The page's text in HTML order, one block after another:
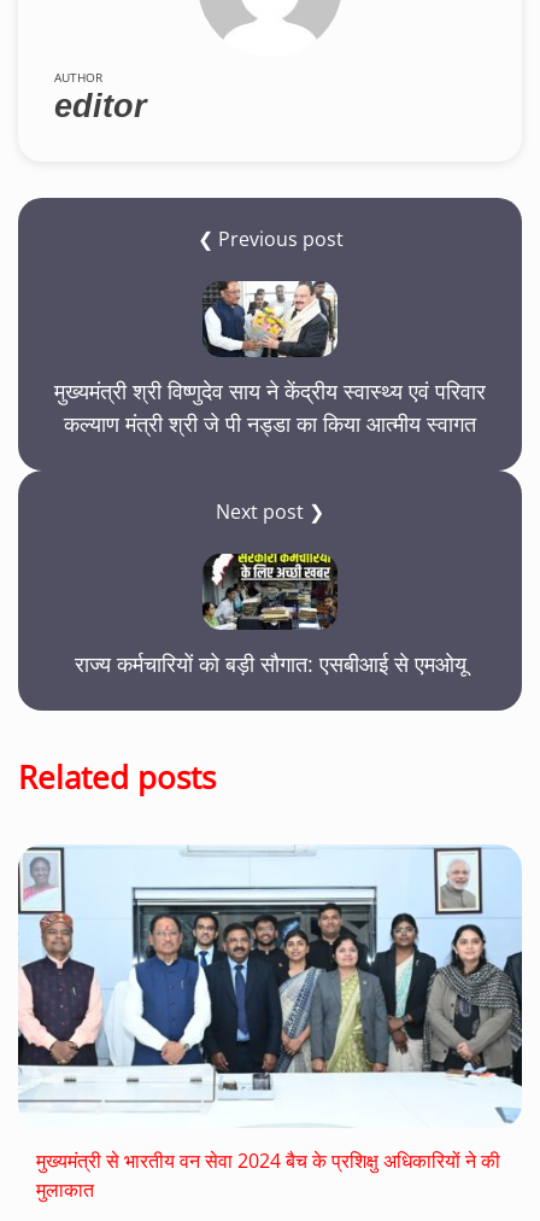
AUTHOR
editor
❮ Previous post
मुख्यमंत्री श्री विष्णुदेव साय ने केंद्रीय स्वास्थ्य एवं परिवार
कल्याण मंत्री श्री जे पी नड्डा का किया आत्मीय स्वागत
Next post ❯
राज्य कर्मचारियों को बड़ी सौगात: एसबीआई से एमओयू
Related posts
मुख्यमंत्री से भारतीय वन सेवा 2024 बैच के प्रशिक्षु अधिकारियों ने की
मुलाकात